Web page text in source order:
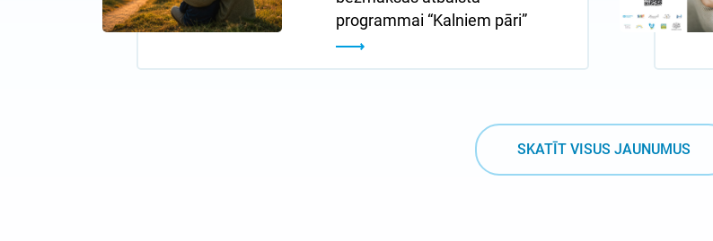
programmai “Kalniem pāri”
SKATĪT VISUS JAUNUMUS